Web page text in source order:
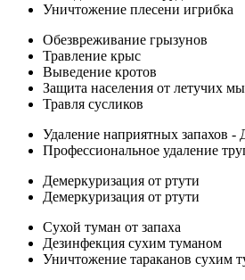
Уничтожение плесени игрибка
Обезвреживание грызунов
Травление крыс
Выведение кротов
Защита населения от летучих
Травля сусликов
Удаление наприятных запахов -
Профессиональное удаление
Демеркуризация от ртути
Демеркуризация от ртути
Сухой туман от запаха
Дезинфекция сухим туманом
Уничтожение тараканов сухим